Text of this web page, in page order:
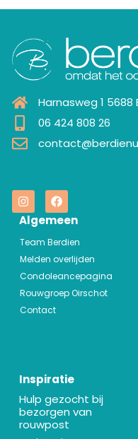
Harnasweg 1 5688
06 424 808 26
Algemeen
Team Berdien
Melden overlijden
Condoleancepagina
Rouwgroep Oirschot
Contact
Inspiratie
Hulp gezocht bij
bezorgen van
rouwpost